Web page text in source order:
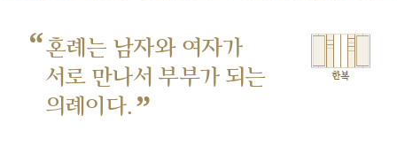
“혼례는 남자와 여자가
서로 만나서 부부가 되는
의례이다. ”
한복